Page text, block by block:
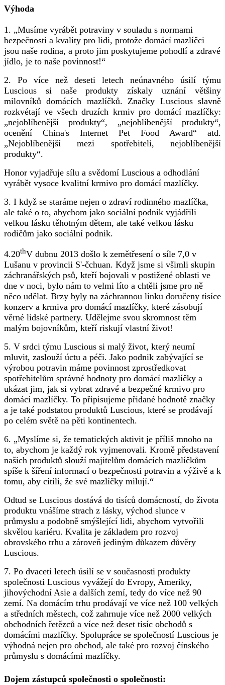
Výhoda
1. „Musíme vyrábět potraviny v souladu s normami
bezpečnosti a kvality pro lidi, protože domácí mazlíčci
jsou naše rodina, a proto jim poskytujeme pohodlí a zdravé
jídlo, je to naše povinnost!“
2. Po více než deseti letech neúnavného úsilí týmu
Luscious si naše produkty získaly uznání většiny
milovníků domácích mazlíčků. Značky Luscious slavně
rozkvétají ve všech druzích krmiv pro domácí mazlíčky:
„nejoblíbenější produkty“, „nejoblíbenější produkty“,
ocenění China's Internet Pet Food Award“ atd.
„Nejoblíbenější mezi spotřebiteli, nejoblíbenější
produkty“.
Honor vyjadřuje sílu a svědomí Luscious a odhodlání
vyrábět vysoce kvalitní krmivo pro domácí mazlíčky.
3. I když se staráme nejen o zdraví rodinného mazlíčka,
ale také o to, abychom jako sociální podnik vyjádřili
velkou lásku těhotným dětem, ale také velkou lásku
rodičům jako sociální podnik.
4.20thV dubnu 2013 došlo k zemětřesení o síle 7,0 v
Lušanu v provincii S'-čchuan. Když jsme si všimli skupin
záchranářských psů, kteří bojovali v postižené oblasti ve
dne v noci, bylo nám to velmi líto a chtěli jsme pro ně
něco udělat. Brzy byly na záchrannou linku doručeny tisíce
konzerv a krmiva pro domácí mazlíčky, které zásobují
věrné lidské partnery. Udělejme svou skromnost těm
malým bojovníkům, kteří riskují vlastní život!
5. V srdci týmu Luscious si malý život, který neumí
mluvit, zaslouží úctu a péči. Jako podnik zabývající se
výrobou potravin máme povinnost zprostředkovat
spotřebitelům správné hodnoty pro domácí mazlíčky a
ukázat jim, jak si vybrat zdravé a bezpečné krmivo pro
domácí mazlíčky. To připisujeme přidané hodnotě značky
a je také podstatou produktů Luscious, které se prodávají
po celém světě na pěti kontinentech.
6. „Myslíme si, že tematických aktivit je příliš mnoho na
to, abychom je každý rok vyjmenovali. Kromě představení
našich produktů slouží majitelům domácích mazlíčkům
spíše k šíření informací o bezpečnosti potravin a výživě a k
tomu, aby cítili, že své mazlíčky milují.“
Odtud se Luscious dostává do tisíců domácností, do života
produktu vnášíme strach z lásky, východ slunce v
průmyslu a podobně smýšlející lidi, abychom vytvořili
skvělou kariéru. Kvalita je základem pro rozvoj
obrovského trhu a zároveň jediným důkazem důvěry
Luscious.
7. Po dvaceti letech úsilí se v současnosti produkty
společnosti Luscious vyvážejí do Evropy, Ameriky,
jihovýchodní Asie a dalších zemí, tedy do více než 90
zemí. Na domácím trhu prodávají ve více než 100 velkých
a středních městech, což zahrnuje více než 2000 velkých
obchodních řetězců a více než deset tisíc obchodů s
domácími mazlíčky. Spolupráce se společností Luscious je
výhodná nejen pro obchod, ale také pro rozvoj čínského
průmyslu s domácími mazlíčky.
Dojem zástupců společnosti o společnosti: